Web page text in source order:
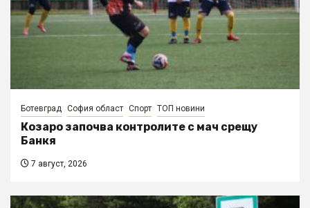
Ботевград София област Спорт ТОП новини
Козаро започва контролите с мач срещу
Банкя
7 август, 2026